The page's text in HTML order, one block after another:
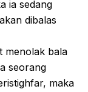
ia sedang
dibalas
menolak bala
seorang
maka